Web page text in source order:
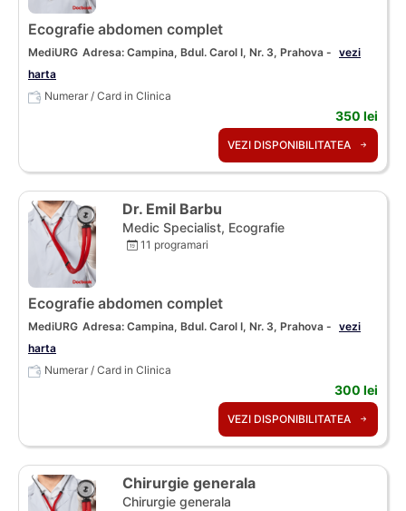
Ecografie abdomen complet
MediURG Adresa: Campina, Bdul. Carol I, Nr. 3, Prahova - vezi
harta
Numerar / Card in Clinica
350 lei
VEZI DISPONIBILITATEA
Dr. Emil Barbu
Medic Specialist, Ecografie
11 programari
Ecografie abdomen complet
MediURG Adresa: Campina, Bdul. Carol I, Nr. 3, Prahova - vezi
harta
Numerar / Card in Clinica
300 lei
VEZI DISPONIBILITATEA
Chirurgie generala
Chirurgie generala